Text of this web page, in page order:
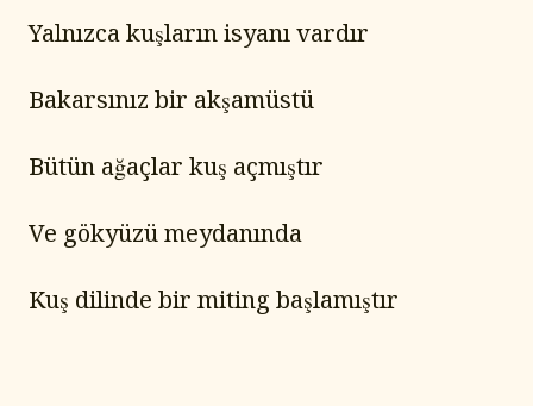
Yalnızca kuşların isyanı vardır
Bakarsınız bir akşamüstü
Bütün ağaçlar kuş açmıştır
Ve gökyüzü meydanında
Kuş dilinde bir miting başlamıştır